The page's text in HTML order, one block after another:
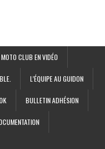
CLUB EN VIDÉO
L’ÉQUIPE AU GUIDON
BULLETIN ADHÉSION